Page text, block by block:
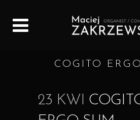
COGITO
23 KWI